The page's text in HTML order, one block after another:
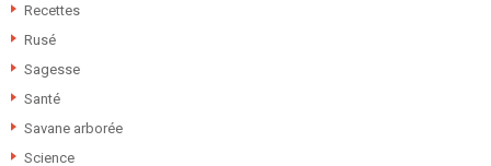
Recettes
Rusé
Sagesse
Santé
Savane arborée
Science